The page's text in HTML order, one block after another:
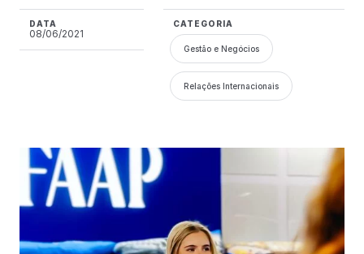
DATA
08/06/2021
CATEGORIA
Gestão e Negócios
Relações Internacionais